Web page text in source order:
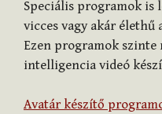
Speciális programok is
vicces vagy akár
Ezen programok szinte
intelligencia videó
Avatár készítő